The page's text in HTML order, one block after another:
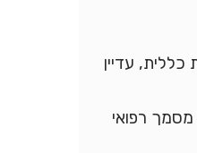
עדיין
רפואי